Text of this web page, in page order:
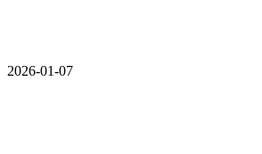
2026-01-07